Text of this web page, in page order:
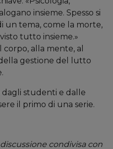
insieme. Spesso si
un tema, come la morte,
tutto insieme.»
corpo, alla mente, al
gestione del lutto
studenti e dalle
il primo di una serie.
condivisa con